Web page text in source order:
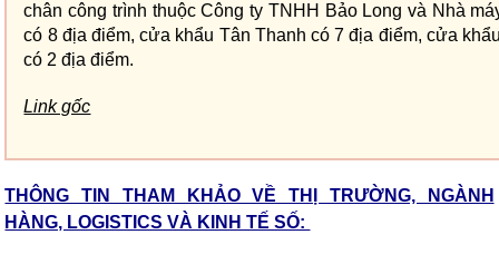
chân công trình thuộc Công ty TNHH Bảo Long và Nhà
có 8 địa điểm, cửa khẩu Tân Thanh có 7 địa điểm, cửa
có 2 địa điểm.
Link gốc
THÔNG TIN THAM KHẢO VỀ THỊ TRƯỜNG, NGÀNH
HÀNG, LOGISTICS VÀ KINH TẾ SỐ: